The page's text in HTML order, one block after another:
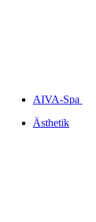
AIVA-Spa
Ästhetik